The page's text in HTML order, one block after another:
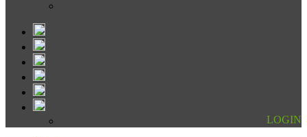
LOGIN